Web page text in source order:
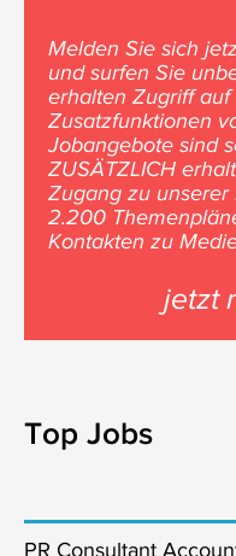
Melden Sie sich
und surfen Sie
erhalten Zugriff
Zusatzfunktionen
Jobangebote sind
ZUSÄTZLICH
Zugang zu
2.200
Kontakten zu
jetzt
Top Jobs
PR Consultant